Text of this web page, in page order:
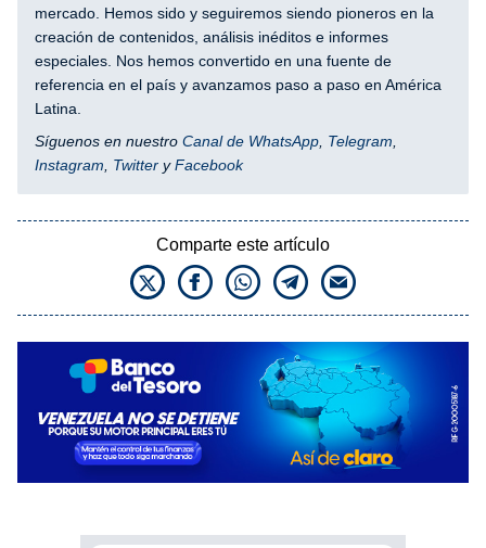
mercado. Hemos sido y seguiremos siendo pioneros en la
creación de contenidos, análisis inéditos e informes
especiales. Nos hemos convertido en una fuente de
referencia en el país y avanzamos paso a paso en América
Latina.
Síguenos en nuestro Canal de WhatsApp, Telegram,
Instagram, Twitter yFacebook
Comparte este artículo